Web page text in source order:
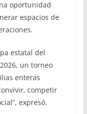
oportunidad
espacios de
estatal del
un torneo
enteras
competir
expresó.